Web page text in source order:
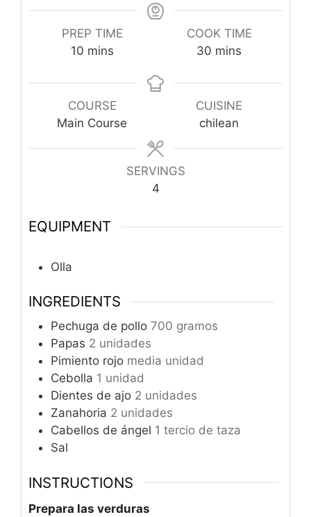
PREP TIME
10minutes
mins
COOK TIME
30 minutes
mins
COURSE
Main Course
CUISINE
chilean
SERVINGS
4
EQUIPMENT
Olla
INGREDIENTS
Pechuga de pollo 700 gramos
Papas 2 unidades
Pimiento rojo media unidad
Cebolla 1 unidad
Dientes de ajo 2 unidades
Zanahoria 2 unidades
Cabellos de ángel 1 tercio de taza
Sal
INSTRUCTIONS
Prepara las verduras